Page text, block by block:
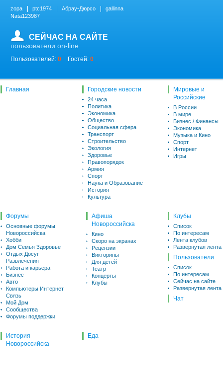
zopa ptc1974 Абрау-Дюрсо
gallinna
Nata123987
СЕЙЧАС НА САЙТЕ
пользователи on-line
Пользователей: 0 Гостей: 0
Главная Городские новости
24 часа
Политика
Экономика
Общество
Социальная сфера
Транспорт
Строительство
Экология
Здоровье
Правопорядок
Армия
Спорт
Наука и Образование
История
Культура
Мировые и
Российские
В России
В мире
Бизнес / Финансы
Экономика
Музыка и Кино
Спорт
Интернет
Игры
Форумы
Основные форумы
Новороссийска
Хобби
Дом Семья Здоровье
Отдых Досуг
Развлечения
Работа и карьера
Бизнес
Авто
Компьютеры Интернет
Связь
Мой Дом
Сообщества
Форумы поддержки
Афиша
Новороссийска
Кино
Скоро на экранах
Рецензии
Викторины
Для детей
Театр
Концерты
Клубы
Клубы
Список
По интересам
Лента клубов
Развернутая лента
Пользователи
Список
По интересам
Сейчас на сайте
Развернутая лента
Чат
История
Новороссийска
Еда